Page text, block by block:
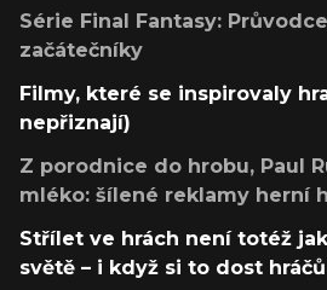
Série Final Fantasy:
začátečníky
Filmy, které se inspirovaly
nepřiznají)
Z porodnice do hrobu, Paul
mléko: šílené reklamy herní
Střílet ve hrách není totéž
světě – i když si to dost